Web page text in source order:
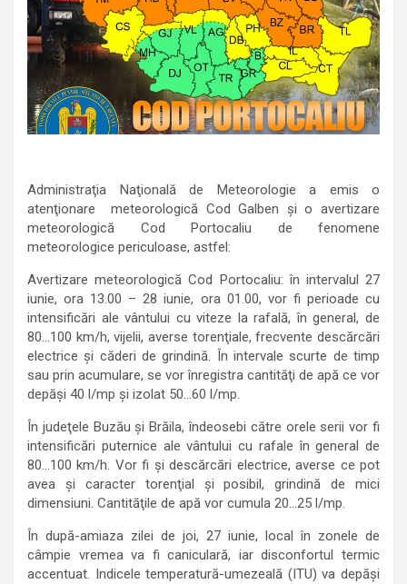
Administraţia Naţională de Meteorologie a emis o
atenţionare meteorologică Cod Galben şi o avertizare
meteorologică Cod Portocaliu de fenomene
meteorologice periculoase, astfel:
Avertizare meteorologică Cod Portocaliu: în intervalul 27
iunie, ora 13.00 – 28 iunie, ora 01.00, vor fi perioade cu
intensificări ale vântului cu viteze la rafală, în general, de
80…100 km/h, vijelii, averse torenţiale, frecvente descărcări
electrice şi căderi de grindină. În intervale scurte de timp
sau prin acumulare, se vor înregistra cantităţi de apă ce vor
depăşi 40 l/mp şi izolat 50…60 l/mp.
În judeţele Buzău şi Brăila, îndeosebi către orele serii vor fi
intensificări puternice ale vântului cu rafale în general de
80…100 km/h. Vor fi şi descărcări electrice, averse ce pot
avea şi caracter torenţial şi posibil, grindină de mici
dimensiuni. Cantităţile de apă vor cumula 20…25 l/mp.
În după-amiaza zilei de joi, 27 iunie, local în zonele de
câmpie vremea va fi caniculară, iar disconfortul termic
accentuat. Indicele temperatură-umezeală (ITU) va depăşi